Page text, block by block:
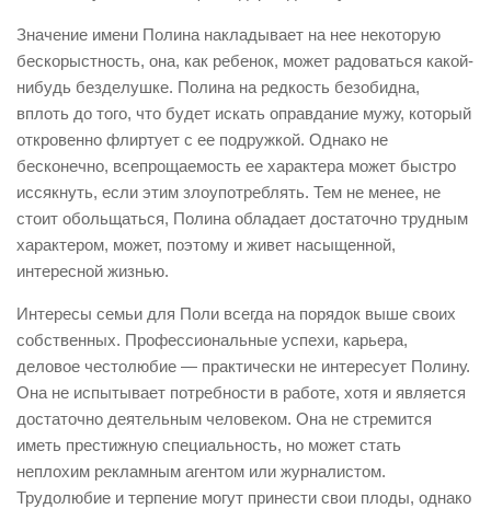
Значение имени Полина накладывает на нее некоторую
бескорыстность, она, как ребенок, может радоваться какой-
нибудь безделушке. Полина на редкость безобидна,
вплоть до того, что будет искать оправдание мужу, который
откровенно флиртует с ее подружкой. Однако не
бесконечно, всепрощаемость ее характера может быстро
иссякнуть, если этим злоупотреблять. Тем не менее, не
стоит обольщаться, Полина обладает достаточно трудным
характером, может, поэтому и живет насыщенной,
интересной жизнью.
Интересы семьи для Поли всегда на порядок выше своих
собственных. Профессиональные успехи, карьера,
деловое честолюбие — практически не интересует Полину.
Она не испытывает потребности в работе, хотя и является
достаточно деятельным человеком. Она не стремится
иметь престижную специальность, но может стать
неплохим рекламным агентом или журналистом.
Трудолюбие и терпение могут принести свои плоды, однако